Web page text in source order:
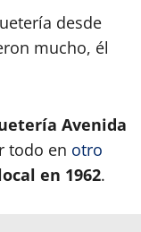
desde
mucho, él
Avenida
todo en otro
en 1962.